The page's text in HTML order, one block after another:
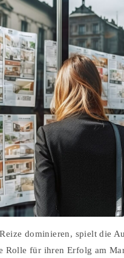
dominieren, spielt die
Rolle für ihren Erfolg am